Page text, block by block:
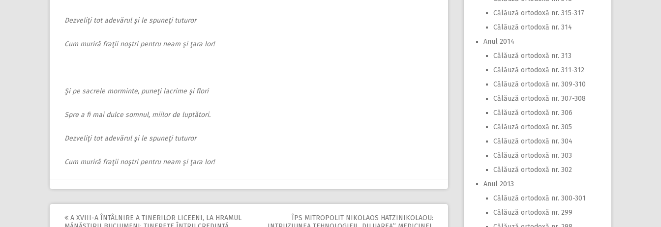
Dezveliţi tot adevărul şi le spuneţi tuturor
Cum muriră fraţii noştri pentru neam şi ţara lor!
Şi pe sacrele morminte, puneţi lacrime şi flori
Spre a fi mai dulce somnul, miilor de luptători.
Dezveliţi tot adevărul şi le spuneţi tuturor
Cum muriră fraţii noştri pentru neam şi ţara lor!
A XVIII-A ÎNTÂLNIRE A TINERILOR LICEENI, LA HRAMUL
ÎPS MITROPOLIT NIKOLAOS HATZINIKOLAOU:
Călăuză ortodoxă nr. 315-317
Călăuză ortodoxă nr. 314
Anul 2014
Călăuză ortodoxă nr. 313
Călăuză ortodoxă nr. 311-312
Călăuză ortodoxă nr. 309-310
Călăuză ortodoxă nr. 307-308
Călăuză ortodoxă nr. 306
Călăuză ortodoxă nr. 305
Călăuză ortodoxă nr. 304
Călăuză ortodoxă nr. 303
Călăuză ortodoxă nr. 302
Anul 2013
Călăuză ortodoxă nr. 300-301
Călăuză ortodoxă nr. 299